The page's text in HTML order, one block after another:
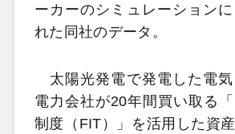
ーカーのシミュレーション
れた同社のデータ。
太陽光発電で発電した電
電力会社が20年間買い取る
制度（FIT）」を活用した資